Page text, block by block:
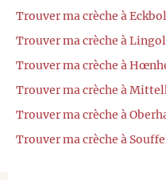
Trouver ma crèche à
Trouver ma crèche à
Trouver ma crèche à
Trouver ma crèche à
Trouver ma crèche à
Trouver ma crèche à